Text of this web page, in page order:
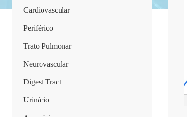
Cardiovascular
Periférico
Trato Pulmonar
Neurovascular
Digest Tract
Urinário